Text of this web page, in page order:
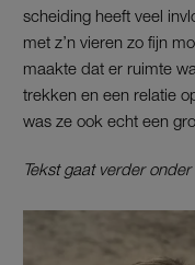
scheiding heeft veel
met z’n vieren zo fijn
maakte dat er ruimte
trekken en een relatie
was ze ook echt een
Tekst gaat verder onder